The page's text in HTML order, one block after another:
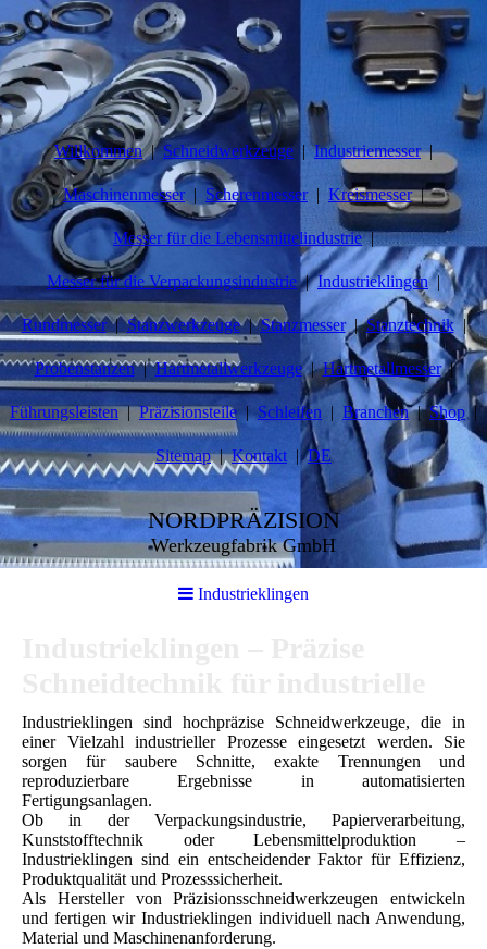
Willkommen Schneidwerkzeuge Industriemesser
Maschinenmesser Scherenmesser Kreismesser
Messer für die Lebensmittelindustrie
Messer für die Verpackungsindustrie Industrieklingen
Rundmesser Stanzwerkzeuge Stanzmesser Stanztechnik
Probenstanzen Hartmetallwerkzeuge Hartmetallmesser
Führungsleisten Präzisionsteile Schleifen Branchen Shop
Sitemap Kontakt DE
NORDPRÄZISION
Werkzeugfabrik GmbH
Industrieklingen
Industrieklingen sind hochpräzise Schneidwerkzeuge, die in
einer Vielzahl industrieller Prozesse eingesetzt werden. Sie
sorgen für saubere Schnitte, exakte Trennungen und
reproduzierbare Ergebnisse in automatisierten
Fertigungsanlagen.
Ob in der Verpackungsindustrie, Papierverarbeitung,
Kunststofftechnik oder Lebensmittelproduktion –
Industrieklingen sind ein entscheidender Faktor für Effizienz,
Produktqualität und Prozesssicherheit.
Als Hersteller von Präzisionsschneidwerkzeugen entwickeln
und fertigen wir Industrieklingen individuell nach Anwendung,
Material und Maschinenanforderung.